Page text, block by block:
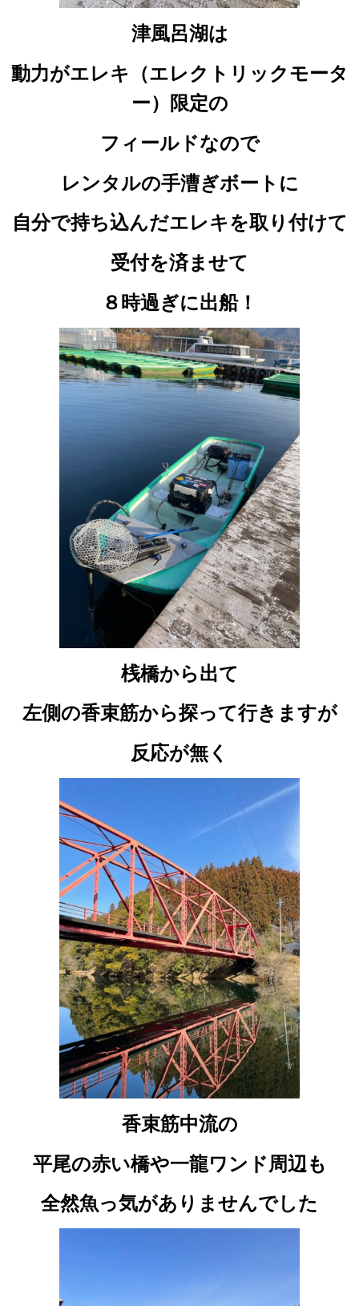
津風呂湖は
動力がエレキ（エレクトリックモータ
ー）限定の
フィールドなので
レンタルの手漕ぎボートに
自分で持ち込んだエレキを取り付けて
受付を済ませて
８時過ぎに出船！
桟橋から出て
左側の香束筋から探って行きますが
反応が無く
香束筋中流の
平尾の赤い橋や一龍ワンド周辺も
全然魚っ気がありませんでした